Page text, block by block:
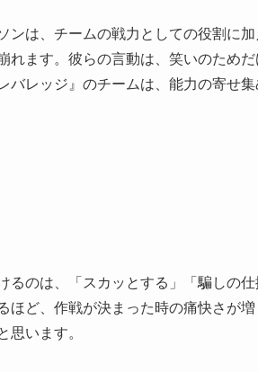
ンは、チームの戦力としての役割に
れます。彼らの言動は、笑いのため
バレッジ』のチームは、能力の寄せ
るのは、「スカッとする」「騙しの
ほど、作戦が決まった時の痛快さが
思います。